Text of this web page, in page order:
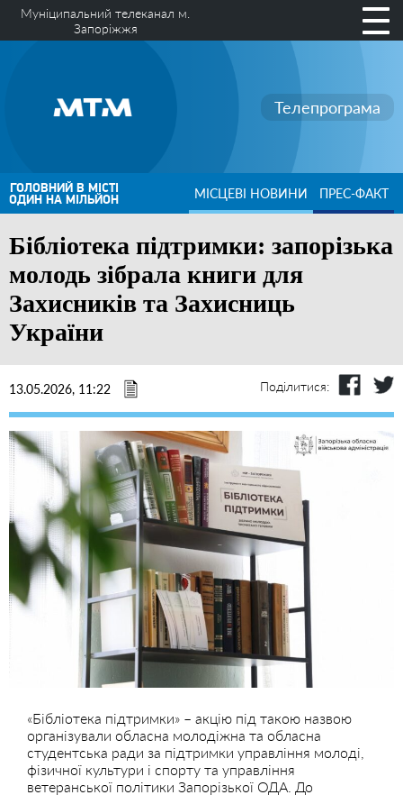
Муніципальний телеканал м.
Запоріжжя
Телепрограма
ГОЛОВНИЙ В МІСТІ
ОДИН НА МІЛЬЙОН МІСЦЕВІ НОВИНИ ПРЕС-ФАКТ
Бібліотека підтримки: запорізька
молодь зібрала книги для
Захисників та Захисниць
України
13.05.2026, 11:22 Поділитися:
«Бібліотека підтримки» – акцію під такою назвою
організували обласна молодіжна та обласна
студентська ради за підтримки управління молоді,
фізичної культури і спорту та управління
ветеранської політики Запорізької ОДА. До